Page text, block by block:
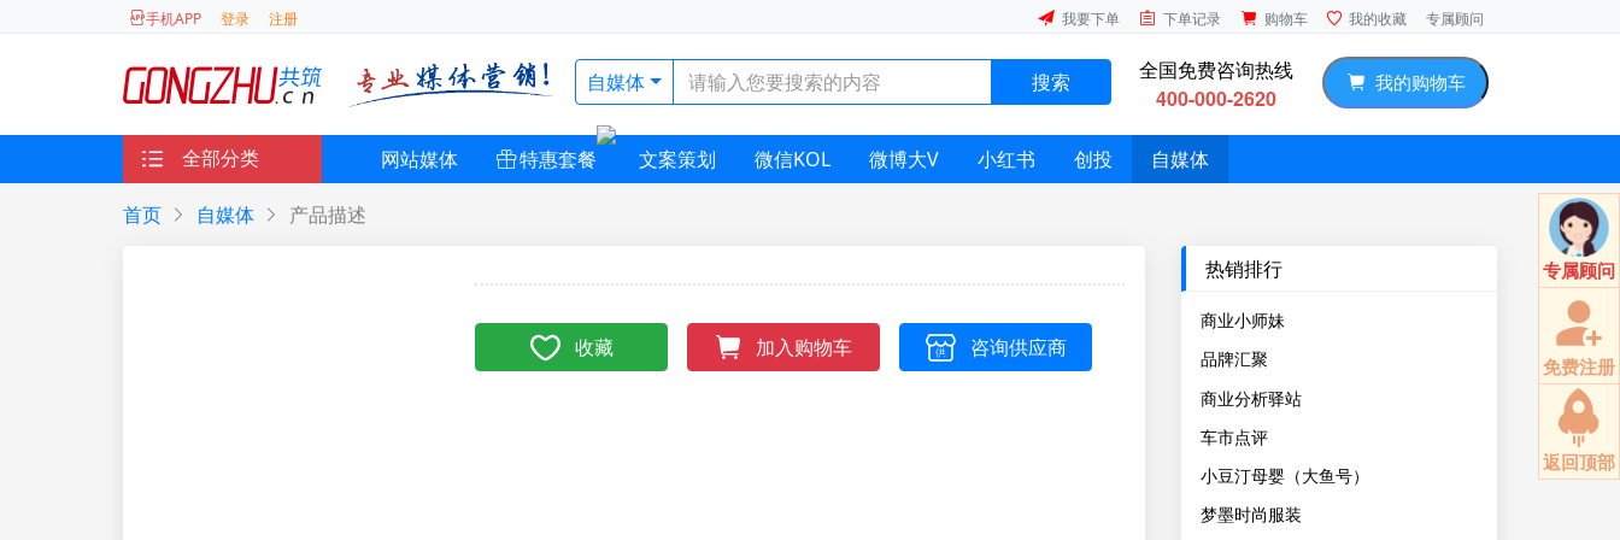
手机APP 登录 注册 我要下单 下单记录 购物车 我的收藏 专属顾问
自媒体 搜索 全国免费咨询热线
400-000-2620
我的购物车
全部分类 网站媒体 特惠套餐 文案策划 微信KOL 微博大V 小红书 创投 自媒体
首页 自媒体 产品描述
收藏 加入购物车 咨询供应商
热销排行
商业小师妹
品牌汇聚
商业分析驿站
车市点评
小豆汀母婴（大鱼号）
梦墨时尚服装
专属顾问
免费注册
返回顶部